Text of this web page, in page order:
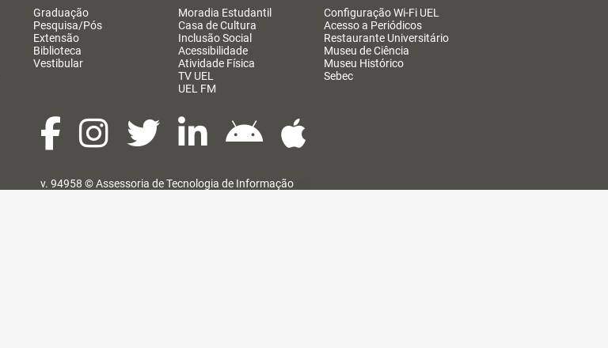
Graduação
Pesquisa/Pós
Extensão
Biblioteca
Vestibular
Moradia Estudantil
Casa de Cultura
Inclusão Social
Acessibilidade
Atividade Física
TV UEL
UEL FM
Configuração Wi-Fi UEL
Acesso a Periódicos
Restaurante Universitário
Museu de Ciência
Museu Histórico
Sebec
v. 94958 ©Assessoria de Tecnologia de Informação